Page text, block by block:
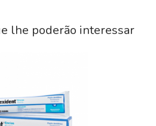
lhe poderão interessar